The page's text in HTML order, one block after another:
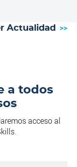
Actualidad
a todos
acceso al